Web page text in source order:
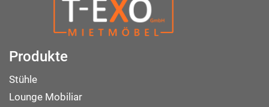
Produkte
Stühle
Lounge Mobiliar